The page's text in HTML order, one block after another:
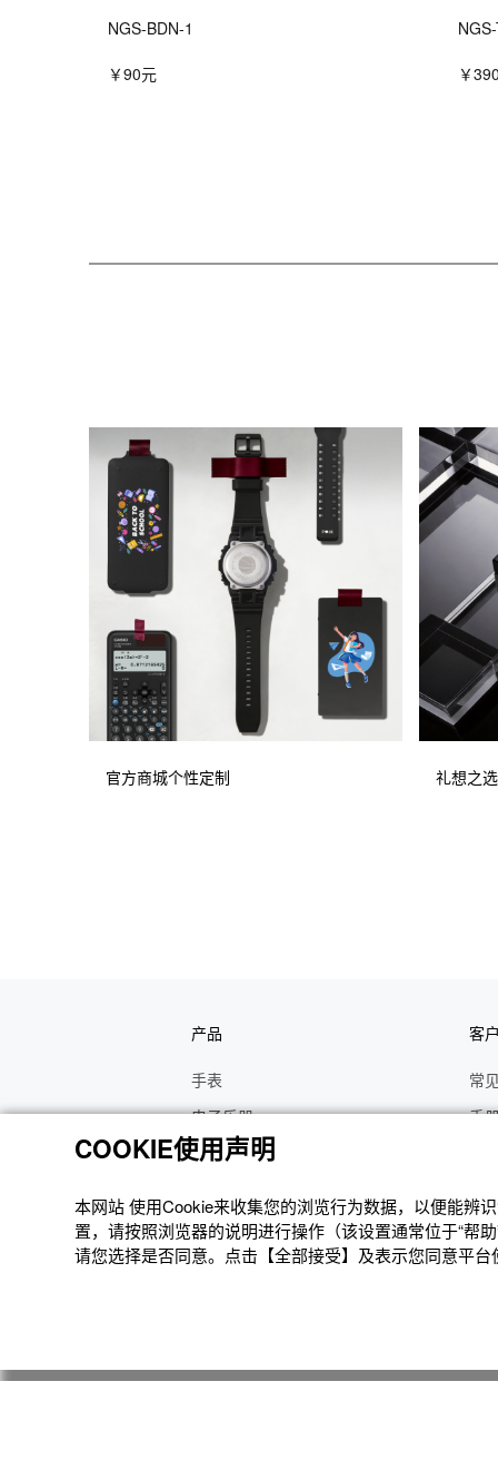
NGS-BDN-1
￥90元 ￥
官方商城个性定制 礼想之选
产品
手表
电子乐器
函数计算器
电子辞典
Moflin
客
常
手
修
COOKIE使用声明
本网站 使⽤Cookie来收集您的浏览⾏为数据，以便能辨
置，请按照浏览器的说明进⾏操作（该设置通常位于“帮
请您选择是否同意。点击【全部接受】及表示您同意平